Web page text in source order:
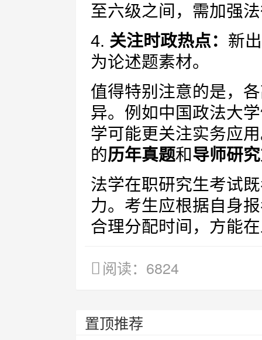
至六级之间，需加强
4. 关注时政热点： 新
为论述题素材。
值得特别注意的是，
异。例如中国政法大
学可能更关注实务应
的历年真题和导师研
法学在职研究生考试
力。考生应根据自身
合理分配时间，方能
阅读：6824
置顶推荐